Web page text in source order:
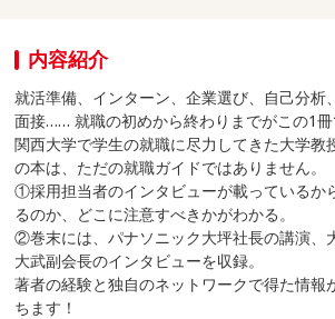
内容紹介
就活準備、インターン、企業選び、自己分析
面接…… 就職の初めから終わりまでがこの1冊
関西大学で学生の就職に尽力してきた大学教
の本は、ただの就職ガイドではありません。
①採用担当者のインタビューが載っているか
るのか、どこに注意すべきかがわかる。
②巻末には、パナソニック大坪社長の講演、
大武副会長のインタビューを収録。
著者の経験と独自のネットワークで得た情報
ちます！